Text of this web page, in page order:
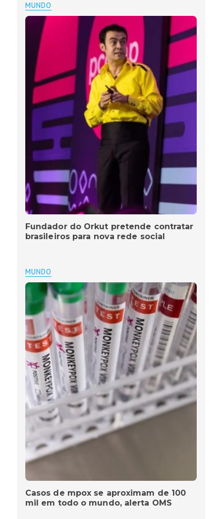
MUNDO
Fundador do Orkut pretende contratar
brasileiros para nova rede social
MUNDO
Casos de mpox se aproximam de 100
mil em todo o mundo, alerta OMS